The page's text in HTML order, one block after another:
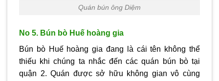
Quán bún ông Diệm
No 5. Bún bò Huế hoàng gia
Bún bò Huế hoàng gia đang là cái tên không thể
thiếu khi chúng ta nhắc đến các quán bún bò tại
quận 2. Quán được sở hữu không gian vô cùng